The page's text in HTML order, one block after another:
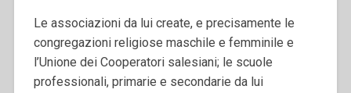
Le associazioni da lui create, e precisamente le
congregazioni religiose maschile e femminile e
l’Unione dei Cooperatori salesiani; le scuole
professionali, primarie e secondarie da lui